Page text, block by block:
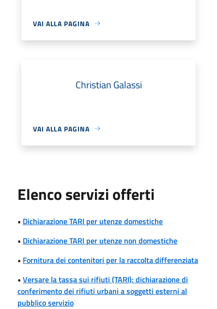
VAI ALLA PAGINA
Christian Galassi
VAI ALLA PAGINA
Elenco servizi offerti
• Dichiarazione TARI per utenze domestiche
• Dichiarazione TARI per utenze non domestiche
• Fornitura dei contenitori per la raccolta differenziata
• Versare la tassa sui rifiuti (TARI): dichiarazione di
conferimento dei rifiuti urbani a soggetti esterni al
pubblico servizio